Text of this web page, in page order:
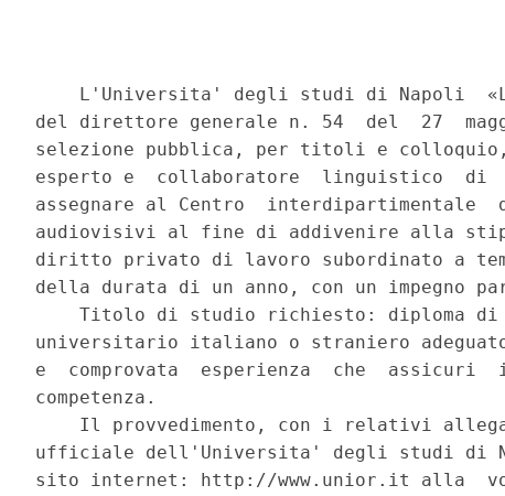
L'Universita' degli studi di Napoli
del direttore generale n. 54  del  27
selezione pubblica, per titoli e
esperto e  collaboratore  linguistico  di
assegnare al Centro
audiovisivi al fine di addivenire alla
diritto privato di lavoro subordinato a
della durata di un anno, con un impegno
Titolo di studio richiesto: diploma
universitario italiano o straniero
e  comprovata  esperienza  che  assicuri
competenza.
Il provvedimento, con i relativi
ufficiale dell'Universita' degli studi di
sito internet: http://www.unior.it alla